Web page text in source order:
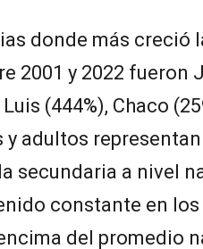
donde más creció
2001 y 2022 fueron
Luis (444%), Chaco
y adultos
secundaria a nivel
constante en
del promedio